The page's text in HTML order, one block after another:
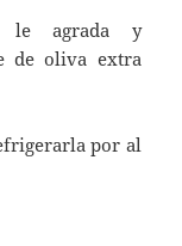
le agrada y
de oliva extra
por al